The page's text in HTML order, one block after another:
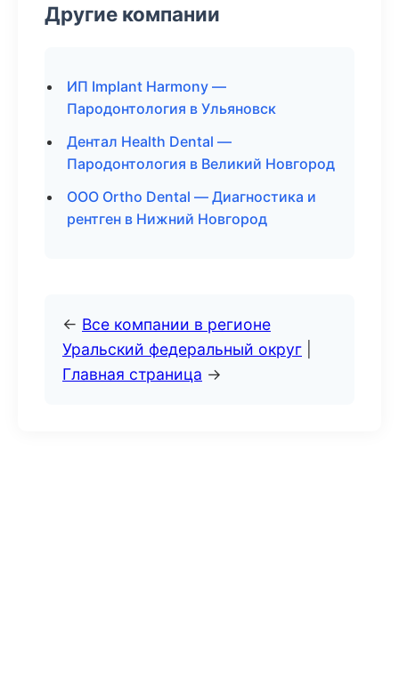
Другие компании
ИП Implant Harmony —
Пародонтология в Ульяновск
Дентал Health Dental —
Пародонтология в Великий Новгород
ООО Ortho Dental — Диагностика и
рентген в Нижний Новгород
← Все компании в регионе
Уральский федеральный округ
Главная страница →